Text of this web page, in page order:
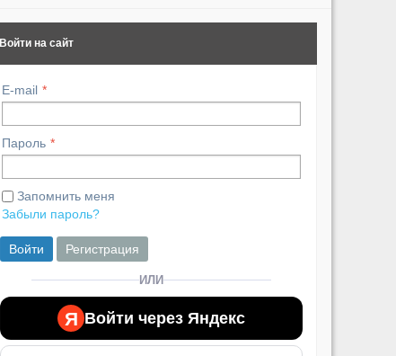
Войти на сайт
E-mail
Пароль
Запомнить меня
Забыли пароль?
Войти Регистрация
ИЛИ
Я Войти через Яндекс